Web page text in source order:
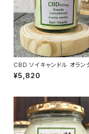
CBD ソイキャンドル オラン
カンナビジオール ヘンプシー
オイル
¥5,820